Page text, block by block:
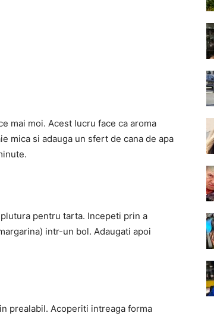
mai moi. Acest lucru face ca aroma
mica si adauga un sfert de cana de apa
pentru tarta. Incepeti prin a
intr-un bol. Adaugati apoi
prealabil. Acoperiti intreaga forma